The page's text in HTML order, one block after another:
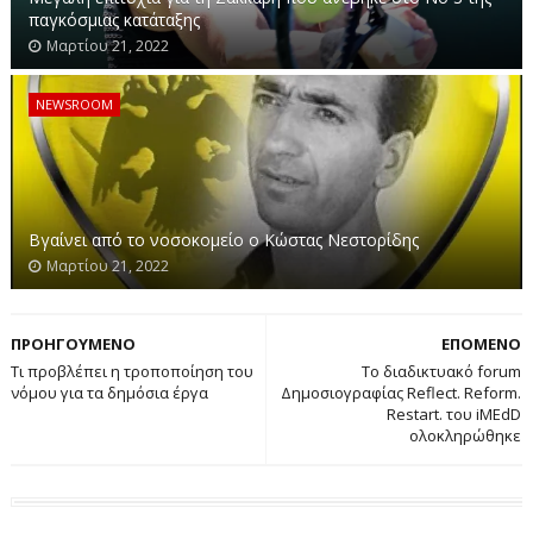
Βρέθηκε τον Φεβρουάριο του περασμένου έτους, εννέα
παγκόσμιας κατάταξης
Μαρτίου 21, 2022
NEWSROOM
Βγαίνει από το νοσοκομείο ο Κώστας Νεστορίδης
Μαρτίου 21, 2022
ΕΠΟΜΕΝΟ
Το διαδικτυακό forum
Δημοσιογραφίας Reflect. Reform.
Restart. του iMEdD
ολοκληρώθηκε
ΠΡΟΗΓΟΥΜΕΝΟ
Τι προβλέπει η τροποποίηση του
νόμου για τα δημόσια έργα